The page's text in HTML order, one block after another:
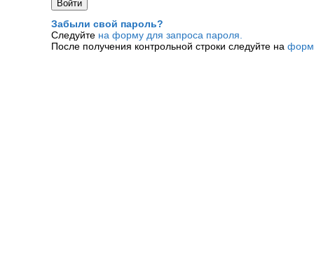
Забыли свой пароль?
Следуйте на форму для запроса пароля.
После получения контрольной строки следуйте на